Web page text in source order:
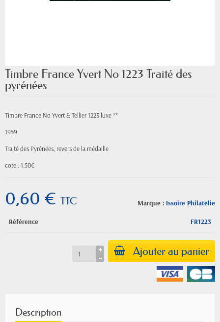
Timbre France Yvert No 1223 Traité des
pyrénées
Timbre France No Yvert & Tellier 1223 luxe **
1959
Traité des Pyrénées, revers de la médaille
cote : 1.50€
Marque : Issoire Philatelie
0,60 € TTC
Référence FR1223
Ajouter au panier
Description